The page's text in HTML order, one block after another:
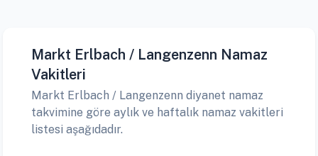
Markt Erlbach / Langenzenn Namaz
Vakitleri
Markt Erlbach / Langenzenn diyanet namaz
takvimine göre aylık ve haftalık namaz vakitleri
listesi aşağıdadır.